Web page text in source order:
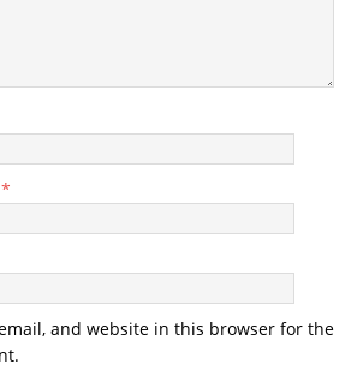
*
and website in this browser for the